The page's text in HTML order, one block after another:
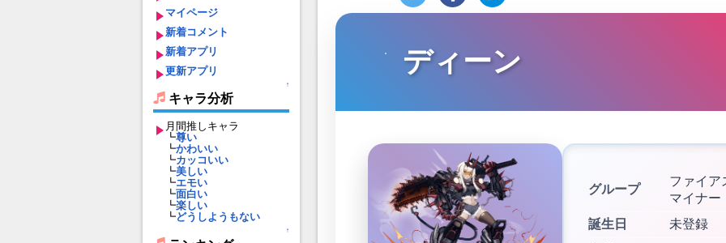
マイページ
新着コメント
新着アプリ
更新アプリ
↑
キャラ分析
月間推しキャラ
┗尊い
┗かわいい
┗カッコいい
┗美しい
┗エモい
┗面白い
┗楽しい
┗どうしようもない
↑
ディーン
グループ
ファイア
マイナー
誕生日
未登録